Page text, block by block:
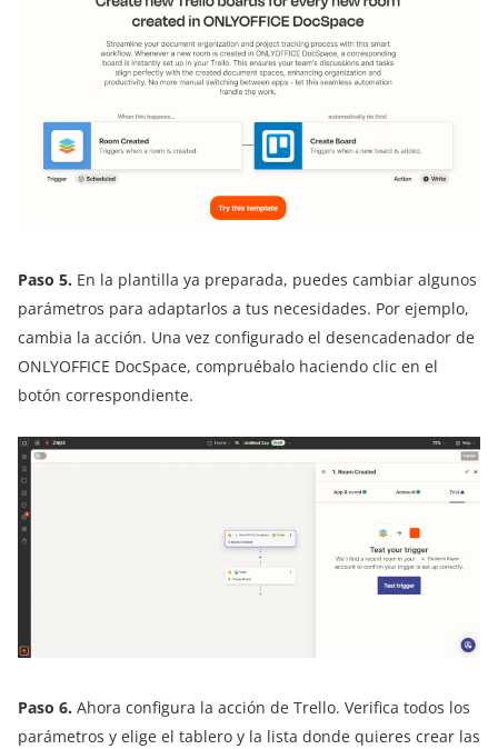
Paso 5. En la plantilla ya preparada, puedes cambiar algunos
parámetros para adaptarlos a tus necesidades. Por ejemplo,
cambia la acción. Una vez configurado el desencadenador de
ONLYOFFICE DocSpace, compruébalo haciendo clic en el
botón correspondiente.
Paso 6. Ahora configura la acción de Trello. Verifica todos los
parámetros y elige el tablero y la lista donde quieres crear las